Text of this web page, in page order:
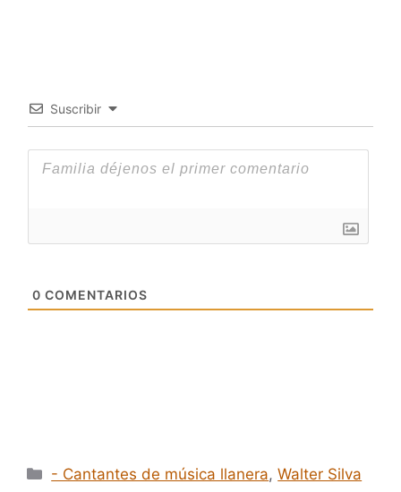
Suscribir
0 COMENTARIOS
Categorías
- Cantantes de música llanera,Walter Silva